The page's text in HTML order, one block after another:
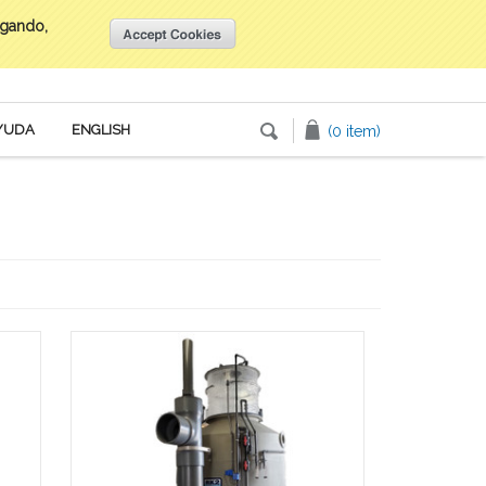
Inicia tu sesión
ENGLISH (0 item)